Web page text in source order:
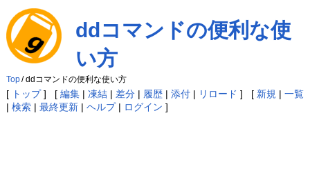
ddコマンドの便利な使
い方
Top/ ddコマンドの便利な使い方
[ トップ] [ 編集| 凍結| 差分| 履歴| 添付| リロード ] [ 新規 | 一覧
| 検索| 最終更新| ヘルプ| ログイン ]